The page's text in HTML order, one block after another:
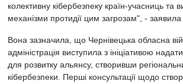
колективну кібербезпеку країн-учасниць та
механізми протидії цим загрозам", - заявила
Вона зазначила, що Чернівецька обласна
адміністрація виступила з ініціативою
для розвитку альянсу, створивши
кібербезпеки. Перші консультації щодо